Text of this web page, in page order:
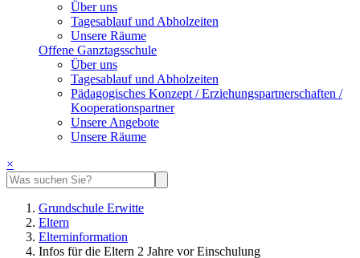
Über uns
Tagesablauf und Abholzeiten
Unsere Räume
Offene Ganztagsschule
Über uns
Tagesablauf und Abholzeiten
Pädagogisches Konzept / Erziehungspartnerschaften /
Kooperationspartner
Unsere Angebote
Unsere Räume
×
Grundschule Erwitte
Eltern
Elterninformation
Infos für die Eltern 2 Jahre vor Einschulung